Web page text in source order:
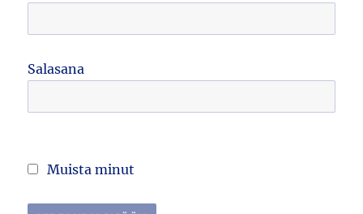
Salasana
Muista minut